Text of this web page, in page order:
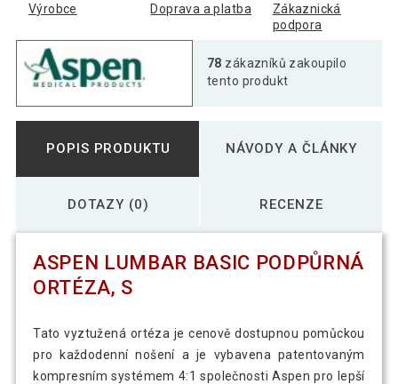
Výrobce Doprava a platba
Zákaznická
podpora
78 zákazníků zakoupilo
tento produkt
POPIS PRODUKTU NÁVODY A ČLÁNKY
DOTAZY (0) RECENZE
ASPEN LUMBAR BASIC PODPŮRNÁ
ORTÉZA, S
Tato vyztužená ortéza je cenově dostupnou pomůckou
pro každodenní nošení a je vybavena patentovaným
kompresním systémem 4:1 společnosti Aspen pro lepší